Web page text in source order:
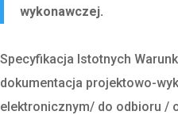
wykonawczej.
Specyfikacja Istotnych
dokumentacja projektowo-
elektronicznym/ do odbioru /